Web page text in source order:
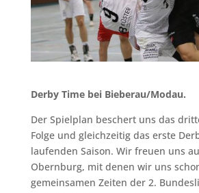
Derby Time bei Bieberau/Modau.
Der Spielplan beschert uns das
Folge und gleichzeitig das erste
laufenden Saison. Wir freuen uns
Obernburg, mit denen wir uns
gemeinsamen Zeiten der 2.